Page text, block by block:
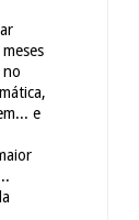
no
e